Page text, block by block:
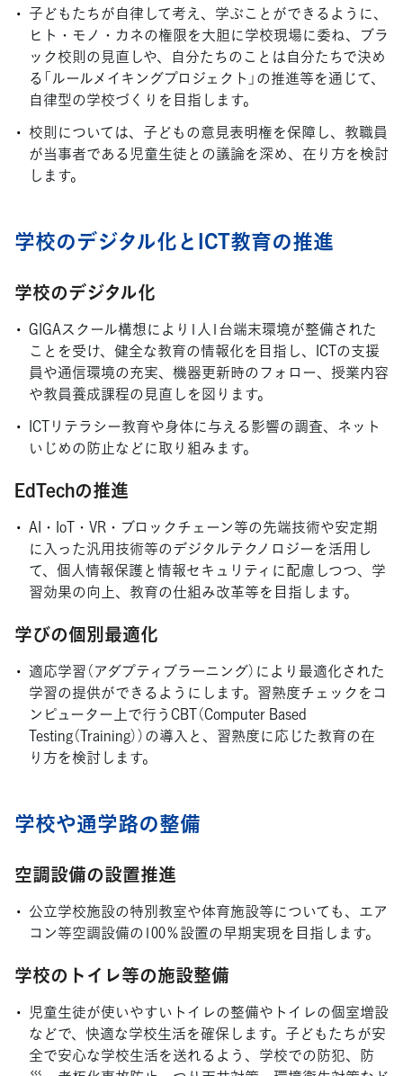
子どもたちが自律して考え、学ぶことができるように、
ヒト・モノ・カネの権限を大胆に学校現場に委ね、ブラ
ック校則の見直しや、自分たちのことは自分たちで決め
る「ルールメイキングプロジェクト」の推進等を通じて、
自律型の学校づくりを目指します。
校則については、子どもの意見表明権を保障し、教職員
が当事者である児童生徒との議論を深め、在り方を検討
します。
学校のデジタル化とICT教育の推進
学校のデジタル化
GIGAスクール構想により1人1台端末環境が整備された
ことを受け、健全な教育の情報化を目指し、ICTの支援
員や通信環境の充実、機器更新時のフォロー、授業内容
や教員養成課程の見直しを図ります。
ICTリテラシー教育や身体に与える影響の調査、ネット
いじめの防止などに取り組みます。
EdTechの推進
AI・IoT・VR・ブロックチェーン等の先端技術や安定期
に入った汎用技術等のデジタルテクノロジーを活用し
て、個人情報保護と情報セキュリティに配慮しつつ、学
習効果の向上、教育の仕組み改革等を目指します。
学びの個別最適化
適応学習（アダプティブラーニング）により最適化された
学習の提供ができるようにします。習熟度チェックをコ
ンピューター上で行うCBT（Computer Based
Testing（Training））の導入と、習熟度に応じた教育の在
り方を検討します。
学校や通学路の整備
空調設備の設置推進
公立学校施設の特別教室や体育施設等についても、エア
コン等空調設備の100％設置の早期実現を目指します。
学校のトイレ等の施設整備
児童生徒が使いやすいトイレの整備やトイレの個室増設
などで、快適な学校生活を確保します。子どもたちが安
全で安心な学校生活を送れるよう、学校での防犯、防